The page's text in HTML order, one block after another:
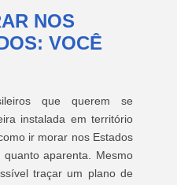
NOS
VOCÊ
que querem se
instalada em território
ir morar nos Estados
aparenta. Mesmo
traçar um plano de